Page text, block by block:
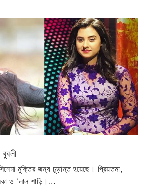
মুক্তির জন্য চূড়ান্ত হয়েছে। প্রিয়তমা,
ও ‘লাল শাড়ি।...